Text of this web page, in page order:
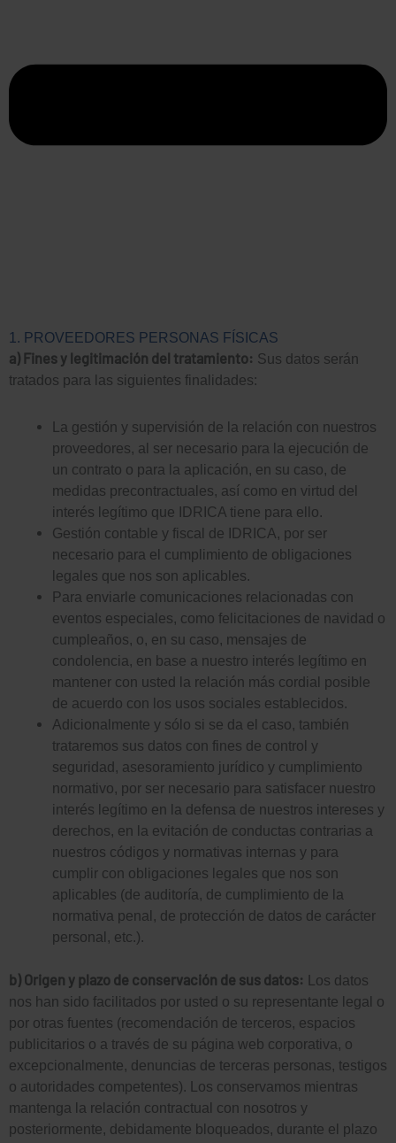
1. PROVEEDORES PERSONAS FÍSICAS
a) Fines y legitimación del tratamiento: Sus datos serán
tratados para las siguientes finalidades:
La gestión y supervisión de la relación con nuestros
proveedores, al ser necesario para la ejecución de
un contrato o para la aplicación, en su caso, de
medidas precontractuales, así como en virtud del
interés legítimo que IDRICA tiene para ello.
Gestión contable y fiscal de IDRICA, por ser
necesario para el cumplimiento de obligaciones
legales que nos son aplicables.
Para enviarle comunicaciones relacionadas con
eventos especiales, como felicitaciones de navidad o
cumpleaños, o, en su caso, mensajes de
condolencia, en base a nuestro interés legítimo en
mantener con usted la relación más cordial posible
de acuerdo con los usos sociales establecidos.
Adicionalmente y sólo si se da el caso, también
trataremos sus datos con fines de control y
seguridad, asesoramiento jurídico y cumplimiento
normativo, por ser necesario para satisfacer nuestro
interés legítimo en la defensa de nuestros intereses y
derechos, en la evitación de conductas contrarias a
nuestros códigos y normativas internas y para
cumplir con obligaciones legales que nos son
aplicables (de auditoría, de cumplimiento de la
normativa penal, de protección de datos de carácter
personal, etc.).
b) Origen y plazo de conservación de sus datos: Los datos
nos han sido facilitados por usted o su representante legal o
por otras fuentes (recomendación de terceros, espacios
publicitarios o a través de su página web corporativa, o
excepcionalmente, denuncias de terceras personas, testigos
o autoridades competentes). Los conservamos mientras
mantenga la relación contractual con nosotros y
posteriormente, debidamente bloqueados, durante el plazo